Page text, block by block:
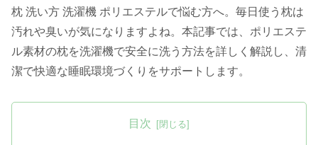
枕 洗い方 洗濯機 ポリエステルで悩む方へ。毎日使う枕は
汚れや臭いが気になりますよね。本記事では、ポリエステ
ル素材の枕を洗濯機で安全に洗う方法を詳しく解説し、清
潔で快適な睡眠環境づくりをサポートします。
目次